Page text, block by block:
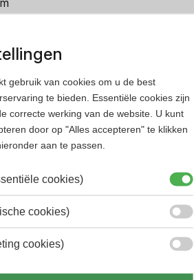
parfum
parfum
gebruik van cookies om u de best
te bieden. Essentiële cookies zijn
correcte werking van de website. U kunt
door op "Alles accepteren" te klikken
aan te passen.
cookies)
cookies)
cookies)